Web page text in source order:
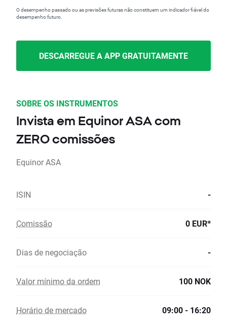
O desempenho passado ou as previsões futuras não constituem um indicador fiável do
desempenho futuro.
DESCARREGUE A APP GRATUITAMENTE
SOBRE OS INSTRUMENTOS
Invista em Equinor ASA com
ZERO comissões
Equinor ASA
ISIN -
Comissão 0 EUR*
Dias de negociação -
Valor mínimo da ordem 100 NOK
Horário de mercado 09:00 - 16:20